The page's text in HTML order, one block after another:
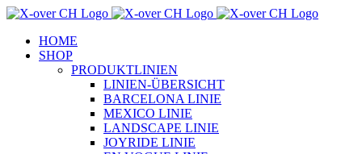
Zum
springenHOME
SHOP
PRODUKTLINIEN
LINIEN-ÜBERSICHT
BARCELONA LINIE
MEXICO LINIE
LANDSCAPE LINIE
JOYRIDE LINIE